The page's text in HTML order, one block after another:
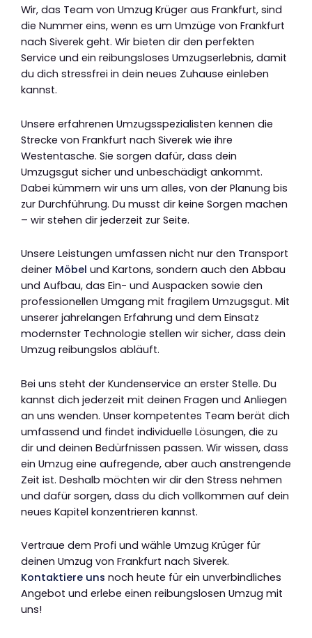
Wir, das Team von Umzug Krüger aus Frankfurt, sind
die Nummer eins, wenn es um Umzüge von Frankfurt
nach Siverek geht. Wir bieten dir den perfekten
Service und ein reibungsloses Umzugserlebnis, damit
du dich stressfrei in dein neues Zuhause einleben
kannst.
Unsere erfahrenen Umzugsspezialisten kennen die
Strecke von Frankfurt nach Siverek wie ihre
Westentasche. Sie sorgen dafür, dass dein
Umzugsgut sicher und unbeschädigt ankommt.
Dabei kümmern wir uns um alles, von der Planung bis
zur Durchführung. Du musst dir keine Sorgen machen
– wir stehen dir jederzeit zur Seite.
Unsere Leistungen umfassen nicht nur den Transport
deiner Möbel und Kartons, sondern auch den Abbau
und Aufbau, das Ein- und Auspacken sowie den
professionellen Umgang mit fragilem Umzugsgut. Mit
unserer jahrelangen Erfahrung und dem Einsatz
modernster Technologie stellen wir sicher, dass dein
Umzug reibungslos abläuft.
Bei uns steht der Kundenservice an erster Stelle. Du
kannst dich jederzeit mit deinen Fragen und Anliegen
an uns wenden. Unser kompetentes Team berät dich
umfassend und findet individuelle Lösungen, die zu
dir und deinen Bedürfnissen passen. Wir wissen, dass
ein Umzug eine aufregende, aber auch anstrengende
Zeit ist. Deshalb möchten wir dir den Stress nehmen
und dafür sorgen, dass du dich vollkommen auf dein
neues Kapitel konzentrieren kannst.
Vertraue dem Profi und wähle Umzug Krüger für
deinen Umzug von Frankfurt nach Siverek.
Kontaktiere uns noch heute für ein unverbindliches
Angebot und erlebe einen reibungslosen Umzug mit
uns!